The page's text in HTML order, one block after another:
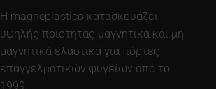
Η magneplastico κατασκευάζει
υψηλής ποιότητας μαγνητικά και μη
μαγνητικά ελαστικά για πόρτες
επαγγελματικών ψυγείων από το
1999.